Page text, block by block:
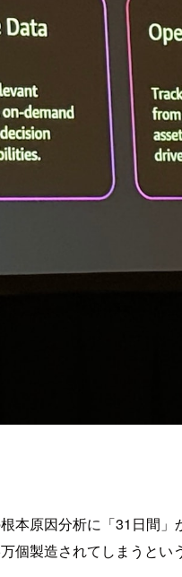
本原因分析に「31日間
製造されてしまうとい